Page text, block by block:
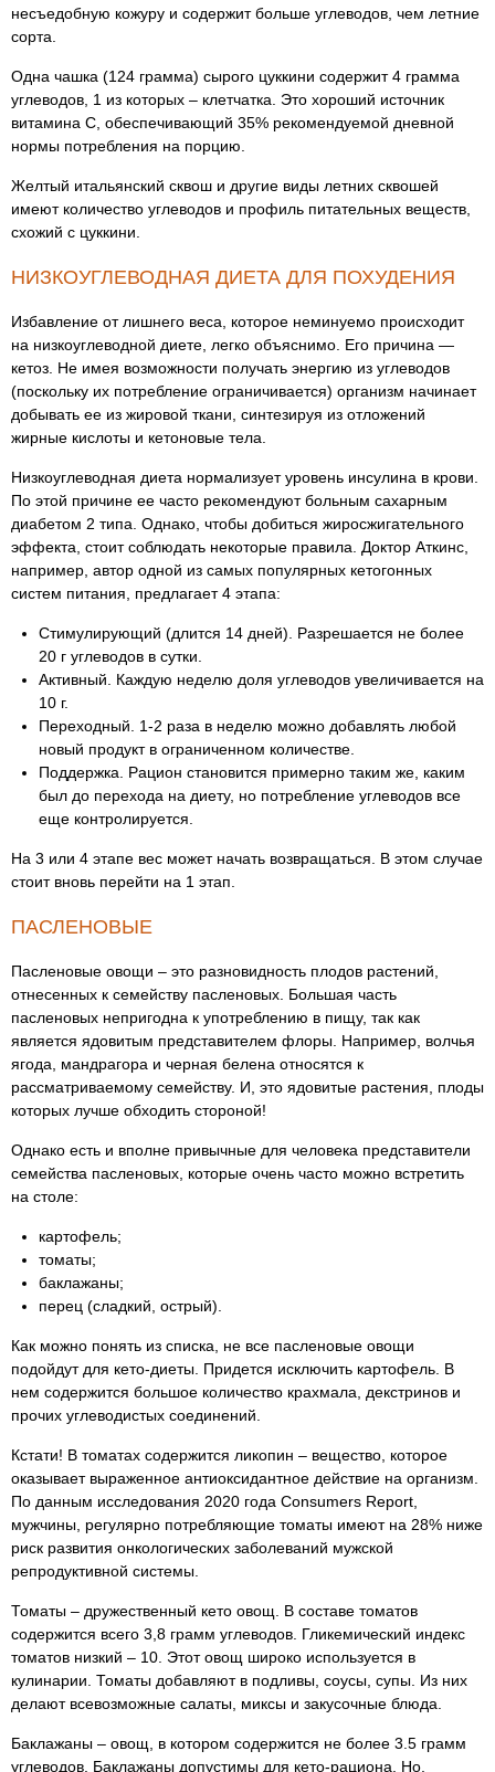
несъедобную кожуру и содержит больше углеводов, чем летние
сорта.
Одна чашка (124 грамма) сырого цуккини содержит 4 грамма
углеводов, 1 из которых – клетчатка. Это хороший источник
витамина С, обеспечивающий 35% рекомендуемой дневной
нормы потребления на порцию.
Желтый итальянский сквош и другие виды летних сквошей
имеют количество углеводов и профиль питательных веществ,
схожий с цуккини.
НИЗКОУГЛЕВОДНАЯ ДИЕТА ДЛЯ ПОХУДЕНИЯ
Избавление от лишнего веса, которое неминуемо происходит
на низкоуглеводной диете, легко объяснимо. Его причина —
кетоз. Не имея возможности получать энергию из углеводов
(поскольку их потребление ограничивается) организм начинает
добывать ее из жировой ткани, синтезируя из отложений
жирные кислоты и кетоновые тела.
Низкоуглеводная диета нормализует уровень инсулина в крови.
По этой причине ее часто рекомендуют больным сахарным
диабетом 2 типа. Однако, чтобы добиться жиросжигательного
эффекта, стоит соблюдать некоторые правила. Доктор Аткинс,
например, автор одной из самых популярных кетогонных
систем питания, предлагает 4 этапа:
Стимулирующий (длится 14 дней). Разрешается не более
20 г углеводов в сутки.
Активный. Каждую неделю доля углеводов увеличивается на
10 г.
Переходный. 1-2 раза в неделю можно добавлять любой
новый продукт в ограниченном количестве.
Поддержка. Рацион становится примерно таким же, каким
был до перехода на диету, но потребление углеводов все
еще контролируется.
На 3 или 4 этапе вес может начать возвращаться. В этом случае
стоит вновь перейти на 1 этап.
ПАСЛЕНОВЫЕ
Пасленовые овощи – это разновидность плодов растений,
отнесенных к семейству пасленовых. Большая часть
пасленовых непригодна к употреблению в пищу, так как
является ядовитым представителем флоры. Например, волчья
ягода, мандрагора и черная белена относятся к
рассматриваемому семейству. И, это ядовитые растения, плоды
которых лучше обходить стороной!
Однако есть и вполне привычные для человека представители
семейства пасленовых, которые очень часто можно встретить
на столе:
картофель;
томаты;
баклажаны;
перец (сладкий, острый).
Как можно понять из списка, не все пасленовые овощи
подойдут для кето-диеты. Придется исключить картофель. В
нем содержится большое количество крахмала, декстринов и
прочих углеводистых соединений.
Кстати! В томатах содержится ликопин – вещество, которое
оказывает выраженное антиоксидантное действие на организм.
По данным исследования 2020 года Consumers Report,
мужчины, регулярно потребляющие томаты имеют на 28% ниже
риск развития онкологических заболеваний мужской
репродуктивной системы.
Томаты – дружественный кето овощ. В составе томатов
содержится всего 3,8 грамм углеводов. Гликемический индекс
томатов низкий – 10. Этот овощ широко используется в
кулинарии. Томаты добавляют в подливы, соусы, супы. Из них
делают всевозможные салаты, миксы и закусочные блюда.
Баклажаны – овощ, в котором содержится не более 3.5 грамм
углеводов. Баклажаны допустимы для кето-рациона. Но,